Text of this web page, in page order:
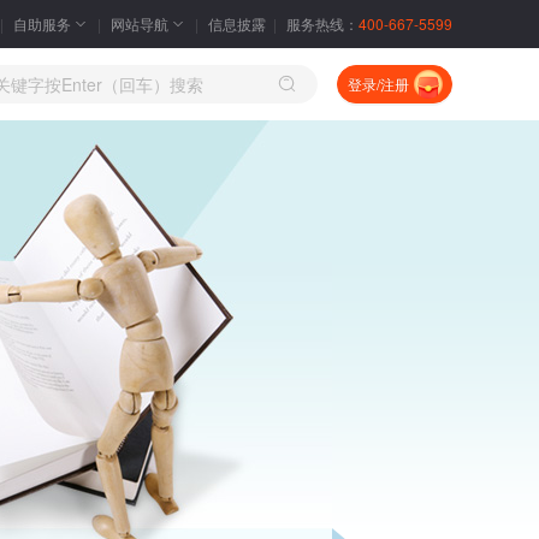
自助服务 网站导航 信息披露 服务热线： 400-667-5599
登录/注册